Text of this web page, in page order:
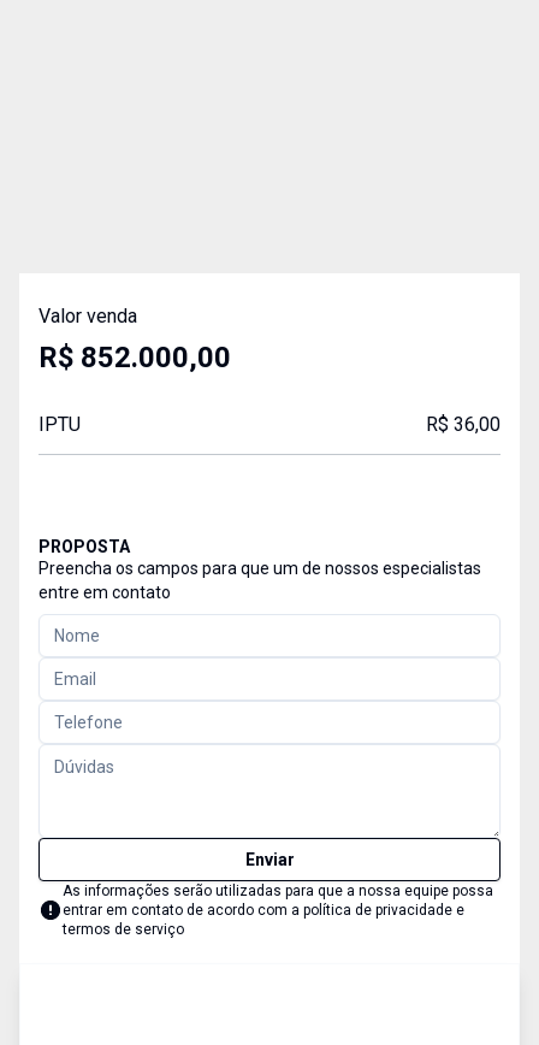
Valor venda
R$ 852.000,00
IPTU R$ 36,00
PROPOSTA
Preencha os campos para que um de nossos especialistas
entre em contato
Enviar
As informações serão utilizadas para que a nossa equipe possa
entrar em contato de acordo com a política de privacidade e
termos de serviço